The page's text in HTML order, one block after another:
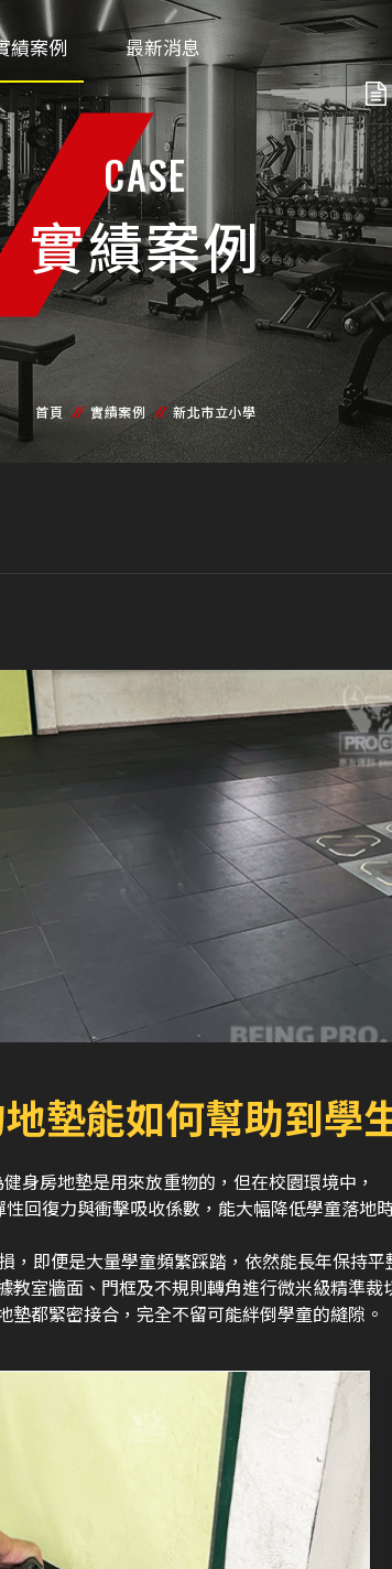
績案例 最新消息
CASE
實績案例
首頁 實績案例 新北市立小學
墊能如何幫助到學
身房地墊是用來放重物的，但在校園環境中，
性回復力與衝擊吸收係數，能大幅降低學童落地
，即便是大量學童頻繁踩踏， 依然能長年保持
教室牆面、門框及不規則轉角進行微米級精準裁
墊都緊密接合，完全不留可能絆倒學童的縫隙。